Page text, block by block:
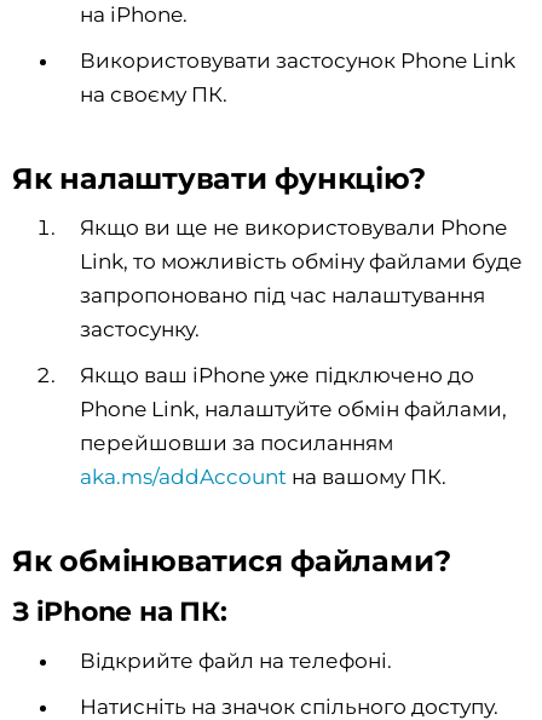
на iPhone.
Використовувати застосунок Phone Link
на своєму ПК.
Як налаштувати функцію?
Якщо ви ще не використовували Phone
Link, то можливість обміну файлами буде
запропоновано під час налаштування
застосунку.
Якщо ваш iPhone уже підключено до
Phone Link, налаштуйте обмін файлами,
перейшовши за посиланням
aka.ms/addAccount на вашому ПК.
Як обмінюватися файлами?
З iPhone на ПК:
Відкрийте файл на телефоні.
Натисніть на значок спільного доступу.